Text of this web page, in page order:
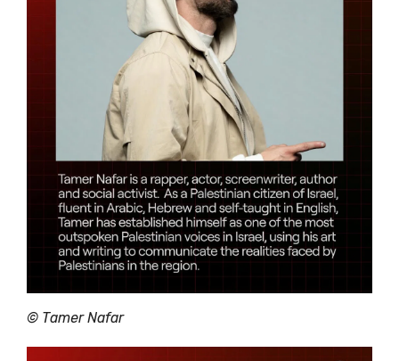
© Tamer Nafar